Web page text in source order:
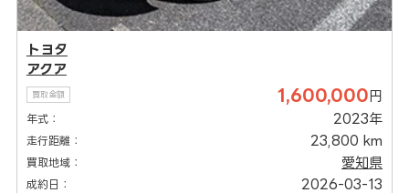
トヨタ
アクア
買取金額 1,600,000 円
年式： 2023年
走行距離： 23,800 km
買取地域： 愛知県
成約日： 2026-03-13